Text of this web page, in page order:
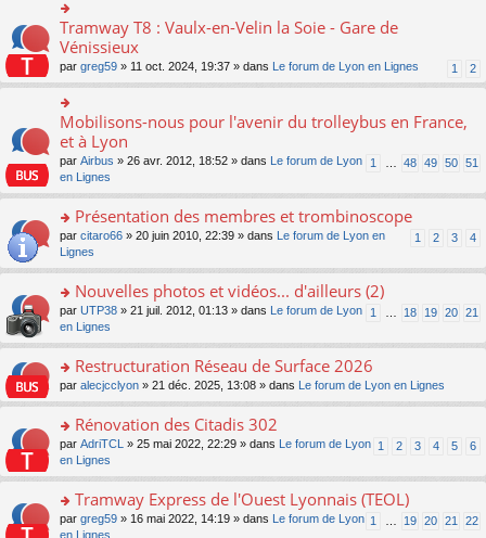
s
ult
er
le
m
e
s
s
g
e
n
o
n
lu
le
s
ré
c
e
nt
o
n
ult
er
le
m
e
s
s
e
n
o
n
lu
pl
s
ré
c
e
Tramway T8 : Vaulx-en-Velin la Soie - Gare de
Vénissieux
1 2
par greg59 » 11 oct. 2024, 19:37 » dans Le forum de Lyon en Lignes
o
n
ult
le
m
e
s
s
g
e
n
o
n
lu
u
s
ré
c
e
Mobilisons-nous pour l'avenir du trolleybus en France,
et à Lyon
1 48 49 50 51
par Airbus » 26 avr. 2012, 18:52 » dans
Le forum de Lyon
en Lignes
o
s
er
le
m
e
s
s
e
n
o
n
lu
pl
Présentation des membres et trombinoscope
1 2 3 4
par citaro66 » 20 juin 2010, 22:39 » dans
Le forum de Lyon en
Lignes
o
n
s
er
le
m
e
s
s
e
n
Nouvelles photos et vidéos... d'ailleurs (2)
1 18 19 20 21
par UTP38 » 21 juil. 2012, 01:13 » dans
Le forum de Lyon
en Lignes
o
n
ult
er
le
m
e
s
s
Restructuration Réseau de Surface 2026
par alecjcclyon » 21 déc. 2025, 13:08 » dans Le forum de Lyon en Lignes
o
n
s
er
le
Rénovation des Citadis 302
1 2 3 4 5 6
par AdriTCL » 25 mai 2022, 22:29 » dans
Le forum de Lyon
en Lignes
o
n
Tramway Express de l'Ouest Lyonnais (TEOL)
1 19 20 21 22
par greg59 » 16 mai 2022, 14:19 » dans
Le forum de Lyon
en Lignes